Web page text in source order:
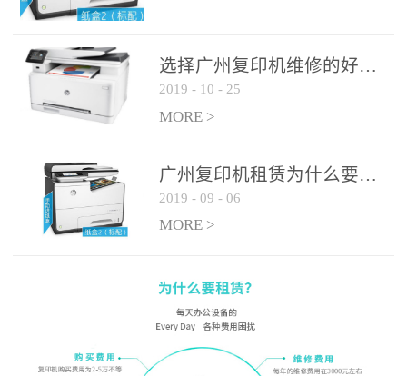
选择广州复印机维修的好处有哪些?
2019 - 10 - 25
MORE >
广州复印机租赁为什么要选大平台
2019 - 09 - 06
MORE >